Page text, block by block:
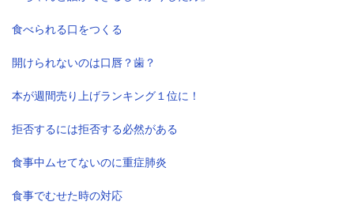
食べられる口をつくる
開けられないのは口唇？歯？
本が週間売り上げランキング１位に！
拒否するには拒否する必然がある
食事中ムセてないのに重症肺炎
食事でむせた時の対応